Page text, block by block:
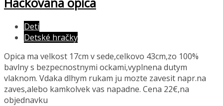
Deti
Detské hračky
Opica ma velkost 17cm v sede,celkovo 43cm,zo 100%
bavlny s bezpecnostnymi ockami,vyplnena dutym
vlaknom. Vdaka dlhym rukam ju mozte zavesit napr.na
zaves,alebo kamkolvek vas napadne. Cena 22€,na
objednavku